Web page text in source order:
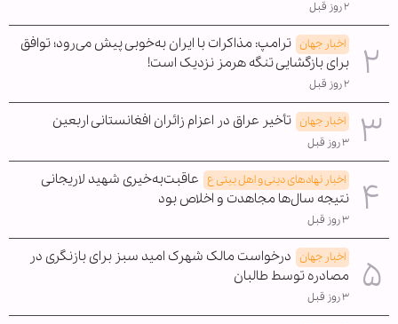
۲ روز قبل
اخبار جهان ترامپ: مذاکرات با ایران به‌خوبی پیش می‌رود؛ توافق
برای بازگشایی تنگه هرمز نزدیک است!
۲ روز قبل
اخبار جهان تأخیر عراق در اعزام زائران افغانستانی اربعین
۳ روز قبل
اخبار نهادهای دینی و اهل بیتی ع عاقبت‌به‌خیری شهید لاریجانی
نتیجه سال‌ها مجاهدت و اخلاص بود
۳ روز قبل
اخبار جهان درخواست مالک شهرک امید سبز برای بازنگری در
مصادره توسط طالبان
۳ روز قبل